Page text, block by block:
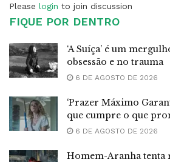
Please login to join discussion
FIQUE POR DENTRO
‘A Suíça’ é um
obsessão e no trauma
6 DE AGOSTO DE 2026
‘Prazer Máximo
que cumpre o que
6 DE AGOSTO DE 2026
Homem-Aranha tenta